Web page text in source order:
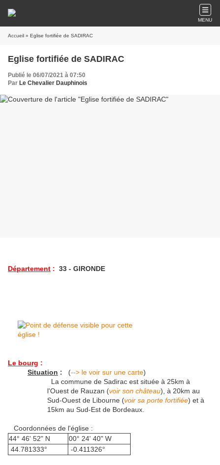
MENU
Accueil » Eglise fortifiée de SADIRAC
Eglise fortifiée de SADIRAC
Publié le 06/07/2021 à 07:50
Par Le Chevalier Dauphinois
Département : 33 - GIRONDE
Le bourg :
Situation : (--> le voir sur une carte)
La commune de Sadirac est située à 25km à
l'Ouest de Rauzan (voir son château), à 20km au
Sud-Ouest de Libourne (voir sa porte fortifiée) et à
15km au Sud-Est de Bordeaux.
Coordonnées de l'église :
44° 46' 52" N
00° 24' 40" W
44.781333°
-0.411326°